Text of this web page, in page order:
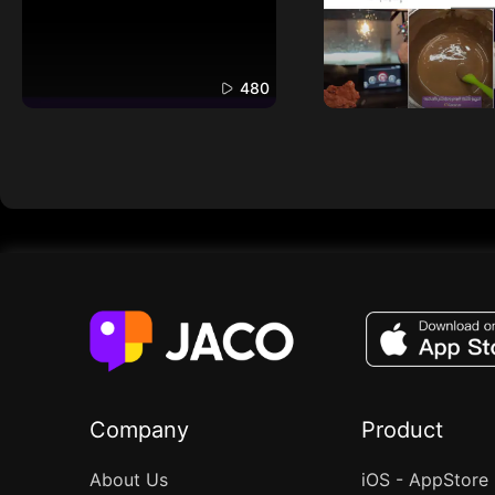
480
Company
About Us
Product
iOS - AppStore